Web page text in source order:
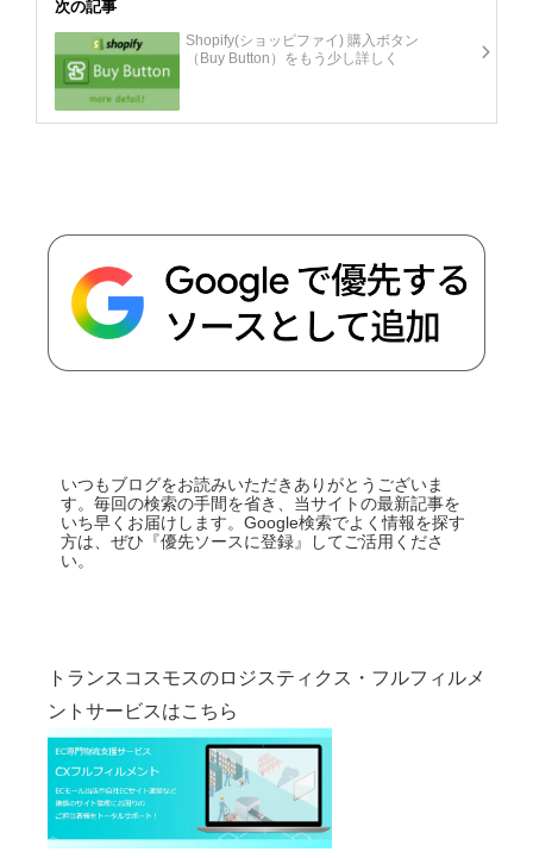
次の記事
Shopify(ショッピファイ) 購入ボタン
（Buy Button）をもう少し詳しく
いつもブログをお読みいただきありがとうございま
す。毎回の検索の手間を省き、当サイトの最新記事を
いち早くお届けします。Google検索でよく情報を探す
方は、ぜひ『優先ソースに登録』してご活用くださ
い。
トランスコスモスのロジスティクス・フルフィルメ
ントサービスはこちら